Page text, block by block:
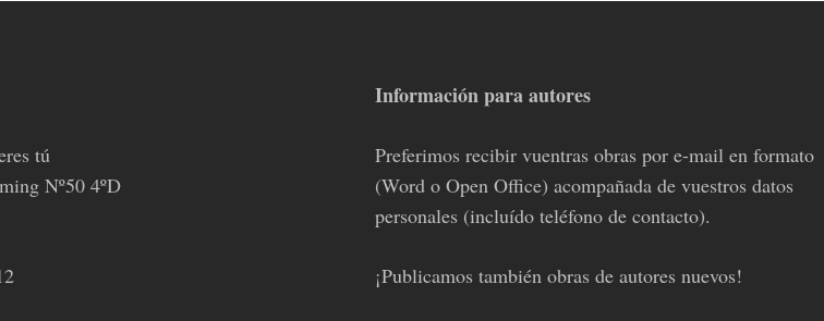
tú
Nº50 4ºD
Información para autores
Preferimos recibir vuentras obras por e-mail en formato
(Word o Open Office) acompañada de vuestros datos
personales (incluído teléfono de contacto).
¡Publicamos también obras de autores nuevos!